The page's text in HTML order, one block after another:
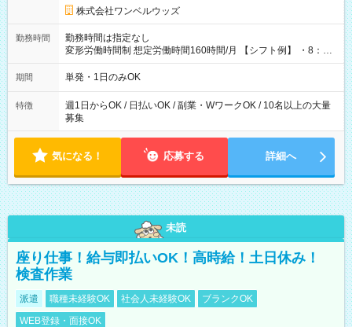
株式会社ワンベルウッズ
勤務時間
勤務時間は指定なし
変形労働時間制 想定労働時間160時間/月 【シフト例】 ・8：00
～21：00
期間 単発・1日のみOK
特徴
週1日からOK / 日払いOK / 副業・WワークOK / 10名以上の大量
募集
気になる！ 応募する 詳細へ
未読
座り仕事！給与即払いOK！高時給！土日休み！
検査作業
派遣 職種未経験OK 社会人未経験OK
ブランクOK
WEB登録・面接OK